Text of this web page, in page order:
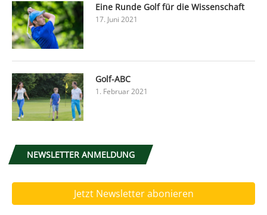
Eine Runde Golf für die Wissenschaft
17. Juni 2021
Golf-ABC
1. Februar 2021
NEWSLETTER ANMELDUNG
Jetzt Newsletter abonieren